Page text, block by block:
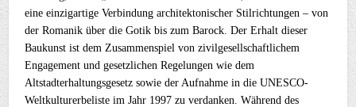
eineeinzigartigeVerbindungarchitektonischer Stilrichtungen –von
derRomaniküberdieGotikbiszumBarock.DerErhaltdieser
Baukunstistdem Zusammenspielvonzivilgesellschaftlichem
EngagementundgesetzlichenRegelungenwiedem
Altstadterhaltungsgesetzsowieder AufnahmeindieUNESCO-
WeltkulturerbelisteimJahr 1997zuverdanken.Währenddes